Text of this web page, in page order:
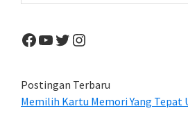
website
Facebook
YouTube
Twitter
Instagram
Postingan Terbaru
Memilih Kartu Memori Yang Tepat